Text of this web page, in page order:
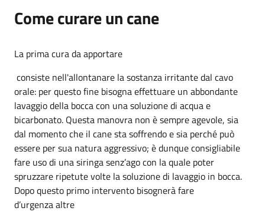
Come curare un cane
La prima cura da apportare
consiste nell'allontanare la sostanza irritante dal cavo
orale: per questo fine bisogna effettuare un abbondante
lavaggio della bocca con una soluzione di acqua e
bicarbonato. Questa manovra non è sempre agevole, sia
dal momento che il cane sta soffrendo e sia perché può
essere per sua natura aggressivo; è dunque consigliabile
fare uso di una siringa senz’ago con la quale poter
spruzzare ripetute volte la soluzione di lavaggio in bocca.
Dopo questo primo intervento bisognerà fare
d’urgenza altre